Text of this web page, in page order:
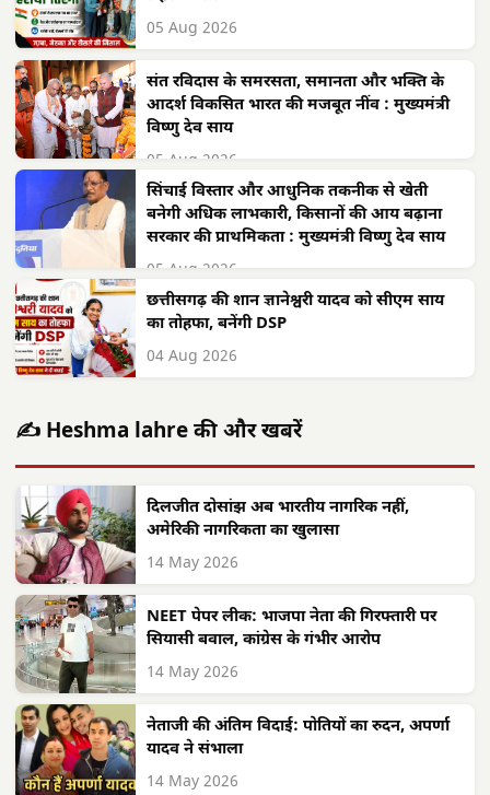
05 Aug 2026
संत रविदास के समरसता, समानता और भक्ति के
आदर्श विकसित भारत की मजबूत नींव : मुख्यमंत्री
विष्णु देव साय
05 Aug 2026
सिंचाई विस्तार और आधुनिक तकनीक से खेती
बनेगी अधिक लाभकारी, किसानों की आय बढ़ाना
सरकार की प्राथमिकता : मुख्यमंत्री विष्णु देव साय
05 Aug 2026
छत्तीसगढ़ की शान ज्ञानेश्वरी यादव को सीएम साय
का तोहफा, बनेंगी DSP
04 Aug 2026
✍️ Heshma lahre की और खबरें
दिलजीत दोसांझ अब भारतीय नागरिक नहीं,
अमेरिकी नागरिकता का खुलासा
14 May 2026
NEET पेपर लीक: भाजपा नेता की गिरफ्तारी पर
सियासी बवाल, कांग्रेस के गंभीर आरोप
14 May 2026
नेताजी की अंतिम विदाई: पोतियों का रुदन, अपर्णा
यादव ने संभाला
14 May 2026